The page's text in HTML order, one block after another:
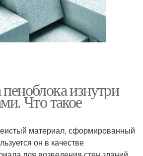
изнутри
Что такое
материал, сформированный
он в качестве